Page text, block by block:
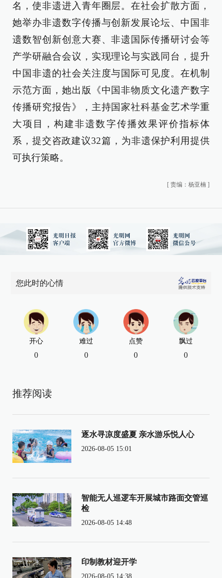
名，使非遗进入青年圈层。在社会扩散方面，
她举办非遗数字传播与创新发展论坛、中国非
遗数智创新创意大赛、非遗国际传播研讨会等
产学研融合会议，实现理论与实践同台，提升
中国非遗的社会关注度与国际可见度。在机制
示范方面，她出版《中国非物质文化遗产数字
传播研究报告》，主持国家社科基金艺术学重
大项目，构建非遗数字传播效果评价指标体
系，提交咨政建议32篇，为非遗保护利用提供
可执行策略。
[ 责编：杨亚楠 ]
您此时的心情
开心
0
难过
0
点赞
0
飘过
0
推荐阅读
逐水寻凉度盛夏 亲水游乐悦人心
2026-08-05 15:01
智能无人巡逻车开展城市路面交管巡
检
2026-08-05 14:48
印制教材迎开学
2026-08-05 14:38